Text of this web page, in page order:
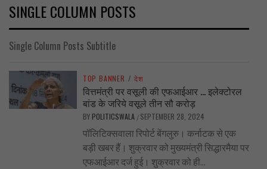
SINGLE COLUMN POSTS
Single Column Posts Subtitle
TOP BANNER / देश
वित्तमंत्री पर वसूली की एफआईआर … इलेक्टोरल
बांड के जरिये वसूले तीन सौ करोड़
BY POLITICSWALA / SEPTEMBER 28, 2024
पॉलिटिक्सवाला रिपोर्ट बेंगलुरु। कर्नाटक से एक
बड़ी खबर हैं। शुक्रवार को मुख्यमंत्री सिद्धारमैया पर
एफआईआर दर्ज हुई। शुक्रवार को ही...